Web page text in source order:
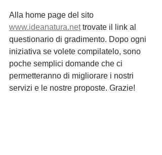
Alla home page del sito
www.ideanatura.net trovate il link al
questionario di gradimento. Dopo ogni
iniziativa se volete compilatelo, sono
poche semplici domande che ci
permetteranno di migliorare i nostri
servizi e le nostre proposte. Grazie!